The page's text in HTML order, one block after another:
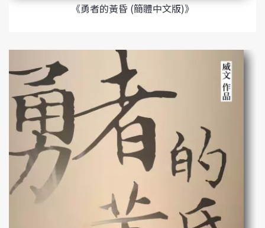
《勇者的黃昏 (簡體中文版)》